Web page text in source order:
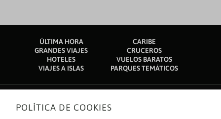
ÚLTIMA HORA
CARIBE
GRANDES VIAJES
CRUCEROS
HOTELES
VUELOS BARATOS
VIAJES A ISLAS
PARQUES TEMÁTICOS
Sobre nosotros
POLÍTICA DE COOKIES